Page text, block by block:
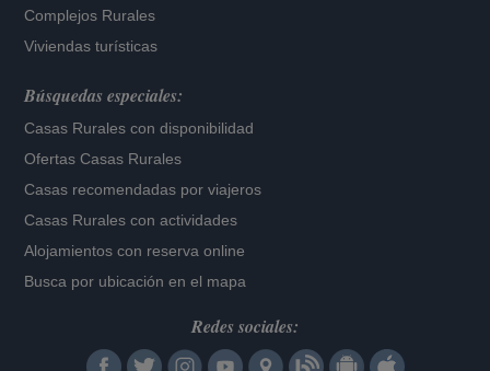
Complejos Rurales
Viviendas turísticas
Búsquedas especiales:
Casas Rurales con disponibilidad
Ofertas Casas Rurales
Casas recomendadas por viajeros
Casas Rurales con actividades
Alojamientos con reserva online
Busca por ubicación en el mapa
Redes sociales: